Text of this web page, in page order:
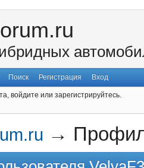
Поиск Регистрация Вход
войдите или зарегистрируйтесь.
→